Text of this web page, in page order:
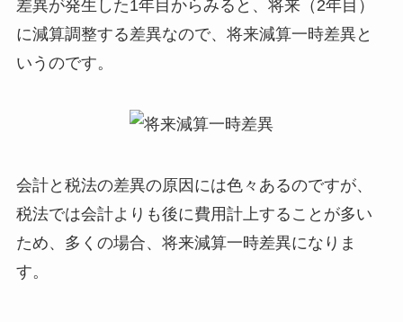
差異が発生した1年目からみると、 将来（2年目）
に減算調整する差異なので、将来減算一時差異と
いうのです。
会計と税法の差異の原因には色々あるのですが、
税法では会計よりも後に費用計上することが多い
ため、多くの場合、将来減算一時差異になりま
す。